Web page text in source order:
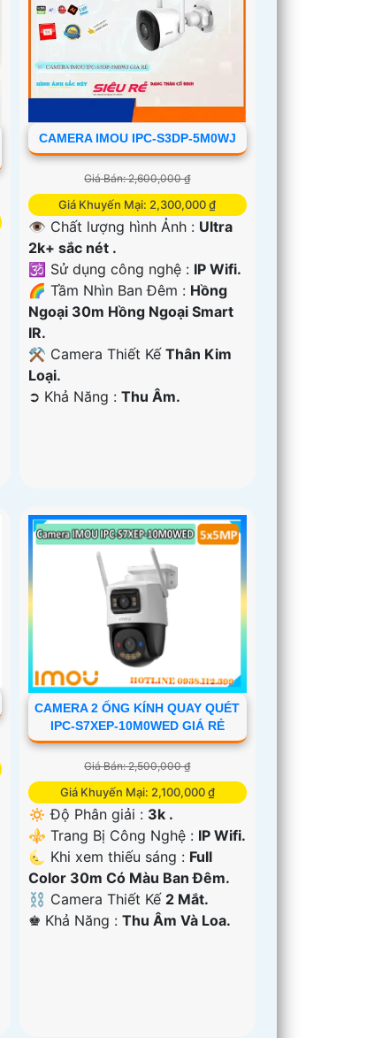
CAMERA IMOU IPC-S3DP-5M0WJ
Giá Bán: 2,600,000 ₫
Giá Khuyến Mại: 2,300,000 ₫
👁 Chất lượng hình Ảnh : Ultra
2k+ sắc nét .
🕉️ Sử dụng công nghệ : IP Wifi.
🌈 Tầm Nhìn Ban Đêm : Hồng
Ngoại 30m Hồng Ngoại Smart
IR.
⚒ Camera Thiết KếThân Kim
Loại.
️➲ Khả Năng :Thu Âm.
CAMERA 2 ỐNG KÍNH QUAY QUÉT
IPC-S7XEP-10M0WED GIÁ RẺ
Giá Bán: 2,500,000 ₫
Giá Khuyến Mại: 2,100,000 ₫
🔅 Độ Phân giải : 3k .
⚜️ Trang Bị Công Nghệ : IP Wifi.
🌜 Khi xem thiếu sáng : Full
Color 30m Có Màu Ban Ðêm.
⛓ Camera Thiết Kế 2 Mắt.
️♚ Khả Năng :Thu Âm Và Loa.